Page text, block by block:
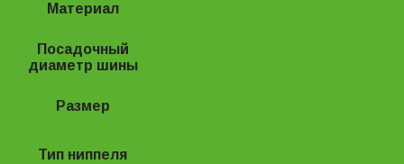
Материал
Посадочный
диаметр шины
Размер
Тип ниппеля